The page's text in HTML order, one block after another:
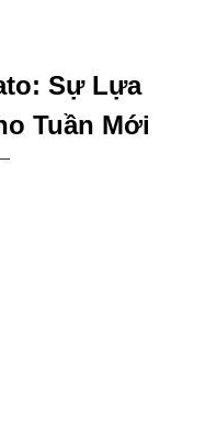
Sự Lựa
Tuần Mới